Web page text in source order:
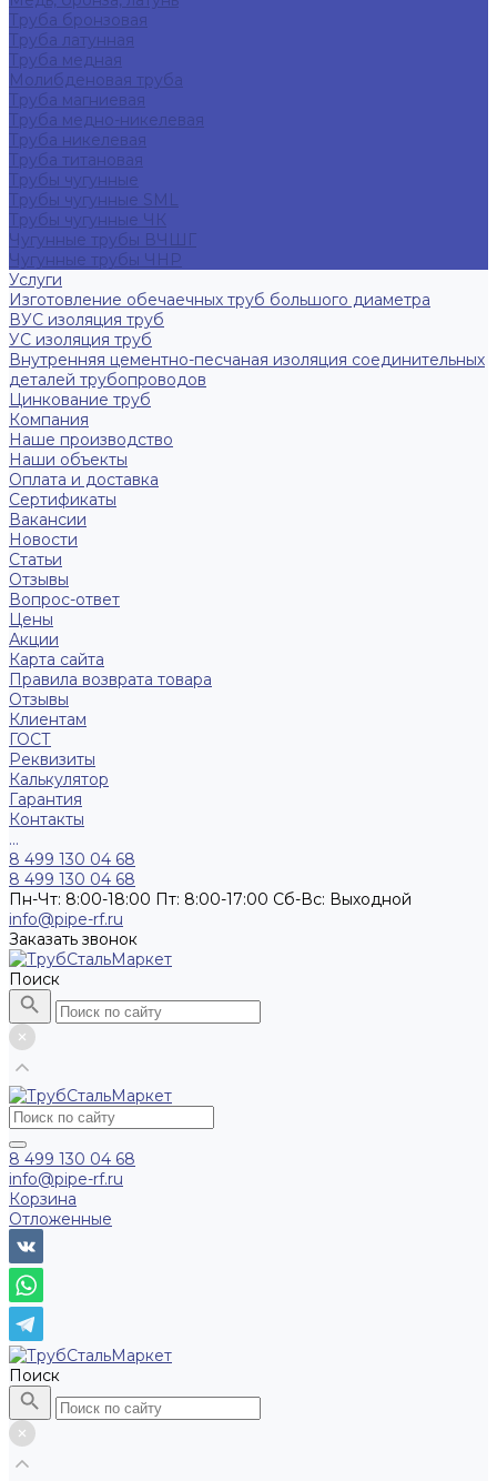
Труба бронзовая
Труба латунная
Труба медная
Молибденовая труба
Труба магниевая
Труба медно-никелевая
Труба никелевая
Труба титановая
Трубы чугунные
Трубы чугунные SML
Трубы чугунные ЧК
Чугунные трубы ВЧШГ
Чугунные трубы ЧНР
Услуги
Изготовление обечаечных труб большого диаметра
ВУС изоляция труб
УС изоляция труб
Внутренняя цементно-песчаная изоляция соединительных
деталей трубопроводов
Цинкование труб
Компания
Наше производство
Наши объекты
Оплата и доставка
Сертификаты
Вакансии
Новости
Статьи
Отзывы
Вопрос-ответ
Цены
Акции
Карта сайта
Правила возврата товара
Отзывы
Клиентам
ГОСТ
Реквизиты
Калькулятор
Гарантия
Контакты
...
8 499 130 04 68
8 499 130 04 68
Пн-Чт: 8:00-18:00 Пт: 8:00-17:00 Сб-Вс: Выходной
info@pipe-rf.ru
Заказать звонок
Поиск
8 499 130 04 68
info@pipe-rf.ru
Корзина
Отложенные
Поиск